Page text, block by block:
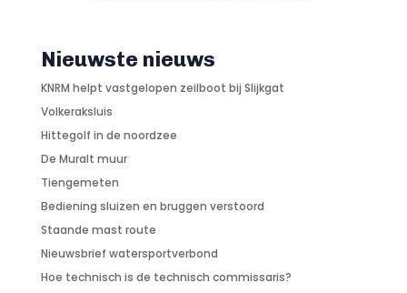
Nieuwste nieuws
KNRM helpt vastgelopen zeilboot bij Slijkgat
Volkeraksluis
Hittegolf in de noordzee
De Muralt muur
Tiengemeten
Bediening sluizen en bruggen verstoord
Staande mast route
Nieuwsbrief watersportverbond
Hoe technisch is de technisch commissaris?